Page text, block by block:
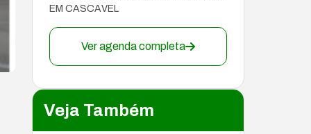
EM CASCAVEL
Ver agenda completa
Veja Também